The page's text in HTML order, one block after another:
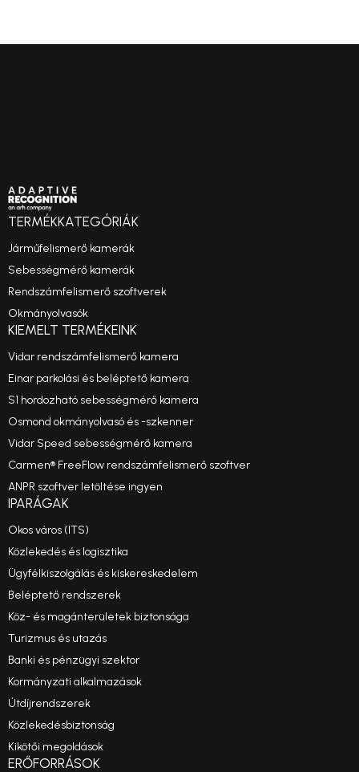
TERMÉKKATEGÓRIÁK
Járműfelismerő kamerák
Sebességmérő kamerák
Rendszámfelismerő szoftverek
Okmányolvasók
KIEMELT TERMÉKEINK
Vidar rendszámfelismerő kamera
Einar parkolási és beléptető kamera
S1 hordozható sebességmérő kamera
Osmond okmányolvasó és -szkenner
Vidar Speed sebességmérő kamera
Carmen® FreeFlow rendszámfelismerő szoftver
ANPR szoftver letöltése ingyen
IPARÁGAK
Okos város (ITS)
Közlekedés és logisztika
Ügyfélkiszolgálás és kiskereskedelem
Beléptető rendszerek
Köz- és magánterületek biztonsága
Turizmus és utazás
Banki és pénzügyi szektor
Kormányzati alkalmazások
Útdíjrendszerek
Közlekedésbiztonság
Kikötői megoldások
ERŐFORRÁSOK